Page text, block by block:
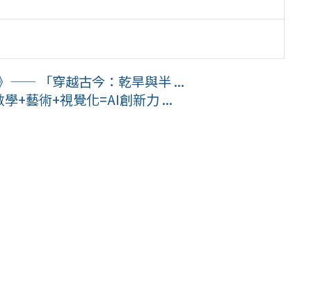
—— 「穿越古今：乾旱與半 ...
+藝術+視覺化=AI創新力 ...